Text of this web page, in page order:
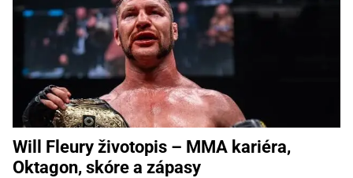
Will Fleury životopis – MMA kariéra,
Oktagon, skóre a zápasy